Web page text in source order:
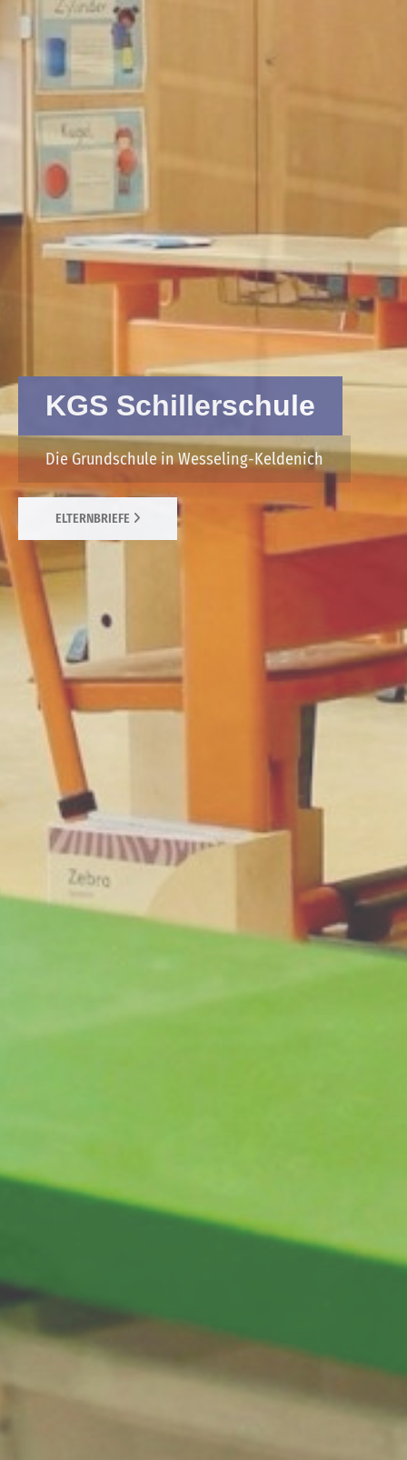
KGS Schillerschule
Die Grundschule in Wesseling-Keldenich
ELTERNBRIEFE